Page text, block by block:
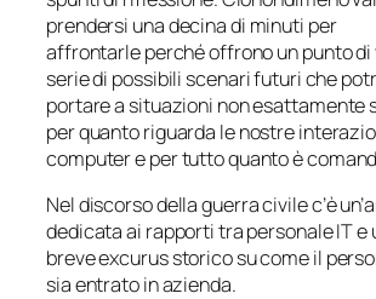
prendersi una decina di minuti per
affrontarle perché offrono un punto di
serie di possibili scenari futuri che
portare a situazioni non esattamente
per quanto riguarda le nostre
computer e per tutto quanto è
Nel discorso dellaguerra civilec’è
dedicata ai rapporti tra personale IT e
breve excurus storico su come il
sia entrato in azienda.